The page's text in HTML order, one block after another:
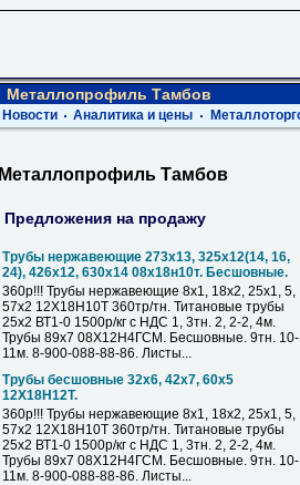
Металлопрофиль Тамбов
Новости Аналитика и цены
Металлопрофиль Тамбов
Предложения на продажу
Трубы нержавеющие 273х13, 325х12(14, 16,
24), 426х12, 630х14 08х18н10т. Бесшовные.
360р!!! Трубы нержавеющие 8х1, 18х2, 25х1, 5,
57х2 12Х18Н10Т 360тр/тн. Титановые трубы
25х2 ВТ1-0 1500р/кг с НДС 1, 3тн. 2, 2-2, 4м.
Трубы 89х7 08Х12Н4ГСМ. Бесшовные. 9тн. 10-
11м. 8-900-088-88-86. Листы...
Трубы бесшовные 32х6, 42х7, 60х5
12Х18Н12Т.
360р!!! Трубы нержавеющие 8х1, 18х2, 25х1, 5,
57х2 12Х18Н10Т 360тр/тн. Титановые трубы
25х2 ВТ1-0 1500р/кг с НДС 1, 3тн. 2, 2-2, 4м.
Трубы 89х7 08Х12Н4ГСМ. Бесшовные. 9тн. 10-
11м. 8-900-088-88-86. Листы...